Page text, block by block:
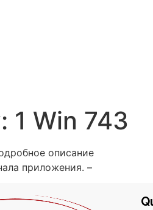
1 Win 743
описание
приложения. –